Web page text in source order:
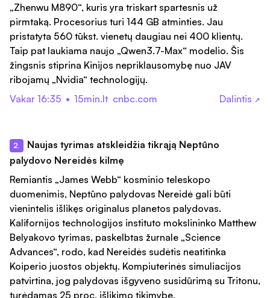
„Zhenwu M890“, kuris yra triskart spartesnis už
pirmtaką. Procesorius turi 144 GB atminties. Jau
pristatyta 560 tūkst. vienetų daugiau nei 400 klientų.
Taip pat laukiama naujo „Qwen3.7-Max“ modelio. Šis
žingsnis stiprina Kinijos nepriklausomybę nuo JAV
ribojamų „Nvidia“ technologijų.
Vakar 16:35 • 15min.lt cnbc.com Dalintis ↗
2.
Naujas tyrimas atskleidžia tikrąją Neptūno
palydovo Nereidės kilmę
Remiantis „James Webb“ kosminio teleskopo
duomenimis, Neptūno palydovas Nereidė gali būti
vienintelis išlikęs originalus planetos palydovas.
Kalifornijos technologijos instituto mokslininko Matthew
Belyakovo tyrimas, paskelbtas žurnale „Science
Advances“, rodo, kad Nereidės sudėtis neatitinka
Koiperio juostos objektų. Kompiuterinės simuliacijos
patvirtina, jog palydovas išgyveno susidūrimą su Tritonu,
turėdamas 25 proc. išlikimo tikimybę.